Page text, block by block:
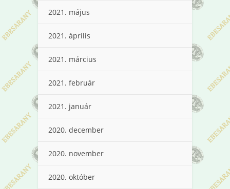
2021. május
2021. április
2021. március
2021. február
2021. január
2020. december
2020. november
2020. október